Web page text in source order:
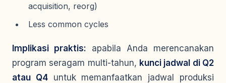
acquisition, reorg)
Less common cycles
Implikasi praktis: apabila Anda merencanakan
program seragam multi-tahun, kunci jadwal di Q2
atau Q4untuk memanfaatkan jadwal produksi